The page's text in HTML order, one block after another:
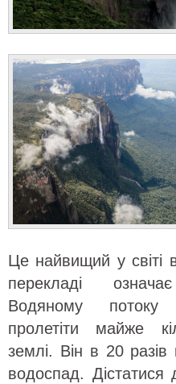
Це найвищий у світі
перекладі
Водяному потоку
пролетіти майже
землі. Він в 20 разів
водоспад.